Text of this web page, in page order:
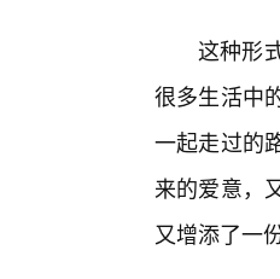
这种形
很多生活中
一起走过的
来的爱意，
又增添了一